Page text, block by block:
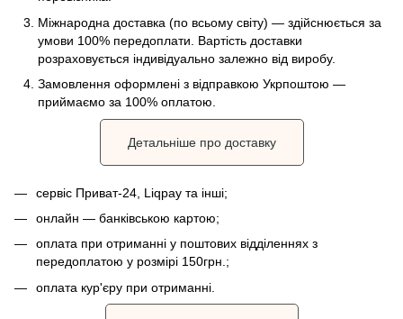
Міжнародна доставка (по всьому світу) — здійснюється за
умови 100% передоплати. Вартість доставки
розраховується індивідуально залежно від виробу.
Замовлення оформлені з відправкою Укрпоштою —
приймаємо за 100% оплатою.
Детальніше про доставку
сервіс Приват-24, Liqpay та інші;
онлайн — банківською картою;
оплата при отриманні у поштових відділеннях з
передоплатою у розмірі 150грн.;
оплата кур'єру при отриманні.